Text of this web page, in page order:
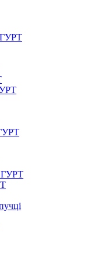
ГУРТ
ГУРТ